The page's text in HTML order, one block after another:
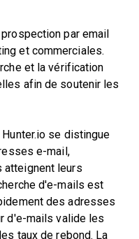
par email
et commerciales.
et la vérification
afin de soutenir les
Hunter.io se distingue
e-mail,
atteignent leurs
d'e-mails est
des adresses
d'e-mails valide les
taux de rebond. La